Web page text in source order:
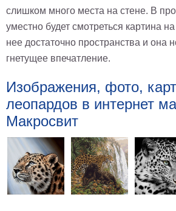
слишком много места на стене. В
уместно будет смотреться картина
нее достаточно пространства и она
гнетущее впечатление.
Изображения, фото,
леопардов в интернет
Макросвит